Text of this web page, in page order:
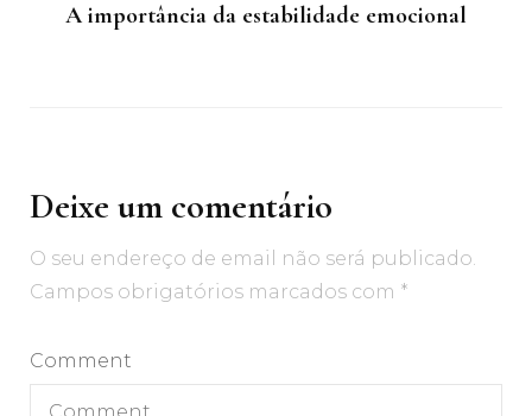
A importância da estabilidade emocional
Deixe um comentário
O seu endereço de email não será publicado.
Campos obrigatórios marcados com *
Comment